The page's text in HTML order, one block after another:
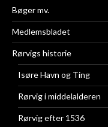
Bøger mv.
Medlemsbladet
Rørvigs historie
Isøre Havn og Ting
Rørvig i middelalderen
Rørvig efter 1536